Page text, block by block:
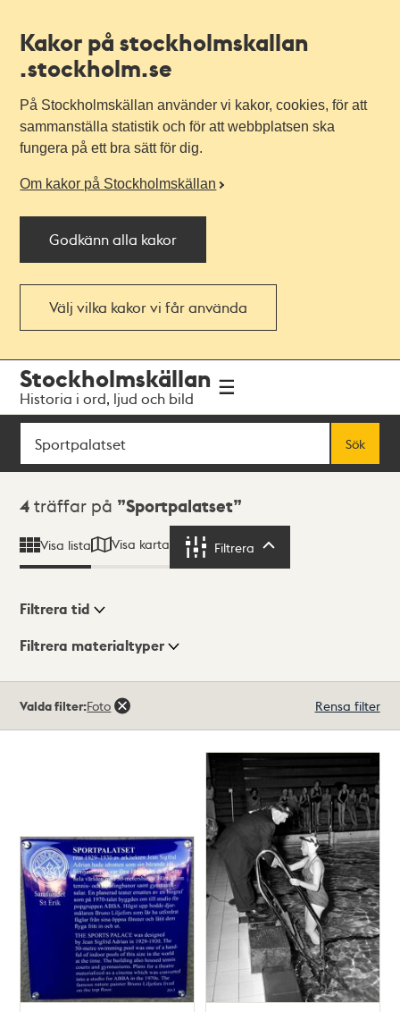
Kakor på stockholmskallan
.stockholm.se
På Stockholmskällan använder vi kakor, cookies, för att
sammanställa statistik och för att webbplatsen ska
fungera på ett bra sätt för dig.
Om kakor på Stockholmskällan
Godkänn alla kakor
Välj vilka kakor vi får använda
navigationen
huvudinnehållet
Stockholmskällan
Historia i ord, ljud och bild
Sök
Sök
Sökresultat
4 träffar på Sportpalatset
Visa lista Visa karta Filtrera
Visningsläge
Filtrera tid
Filtrera materialtyper
träffar
Valda filter:Foto Rensa filter